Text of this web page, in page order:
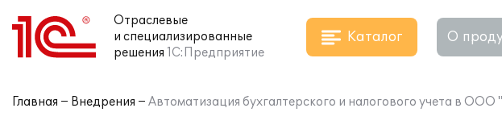
Отраслевые
и специализированные
решения 1С:Предприятие
Каталог О
Главная Внедрения Автоматизация бухгалтерского и налогового учета в